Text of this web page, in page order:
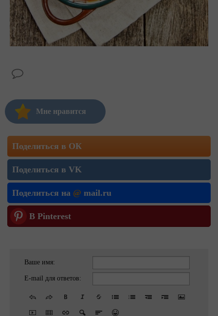
Мне нравится
Поделиться в ОК
Поделиться в VK
Поделиться на @ mail.ru
В Pinterest
Ваше имя:
E-mail для ответов: